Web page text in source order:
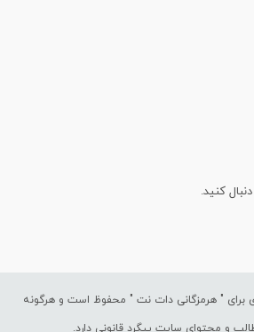
کنید.
برای " هرمزگانی دات نت " محفوظ است و هرگونه
و محتوای سایت پیگرد قانونی دارد.